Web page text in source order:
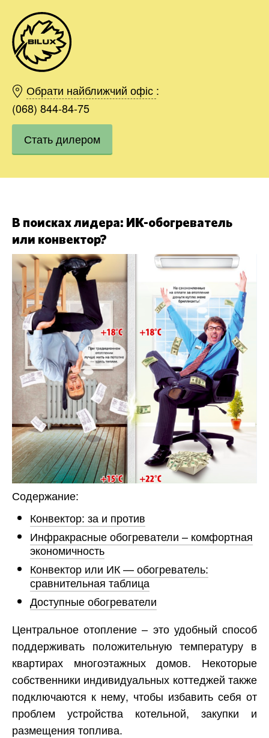
Обрати найближчий офіс :
(068) 844-84-75
Стать дилером
В поисках лидера: ИК-обогреватель
или конвектор?
Содержание:
Конвектор: за и против
Инфракрасные обогреватели – комфортная
экономичность
Конвектор или ИК — обогреватель:
сравнительная таблица
Доступные обогреватели
Центральное отопление – это удобный способ
поддерживать положительную температуру в
квартирах многоэтажных домов. Некоторые
собственники индивидуальных коттеджей также
подключаются к нему, чтобы избавить себя от
проблем устройства котельной, закупки и
размещения топлива.
Киев
Харьков
Одесса
Днепр
Ивано-Франковск
Область